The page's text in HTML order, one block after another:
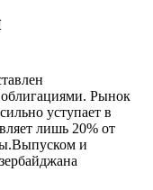
Рынок
уступает в